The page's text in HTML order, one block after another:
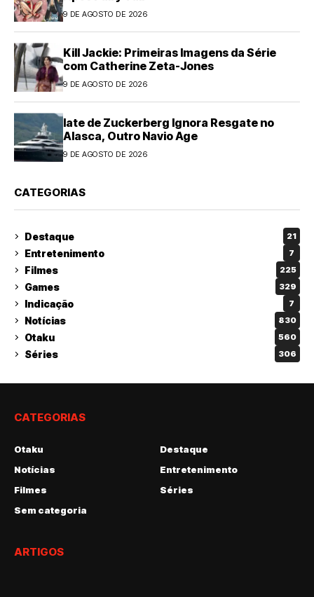
9 DE AGOSTO DE 2026
Kill Jackie: Primeiras Imagens da Série
com Catherine Zeta-Jones
9 DE AGOSTO DE 2026
Iate de Zuckerberg Ignora Resgate no
Alasca, Outro Navio Age
9 DE AGOSTO DE 2026
CATEGORIAS
Destaque 21
Entretenimento 7
Filmes 225
Games 329
Indicação 7
Notícias 830
Otaku 560
Séries 306
CATEGORIAS
Otaku
Destaque
Notícias
Entretenimento
Filmes
Séries
Sem categoria
ARTIGOS